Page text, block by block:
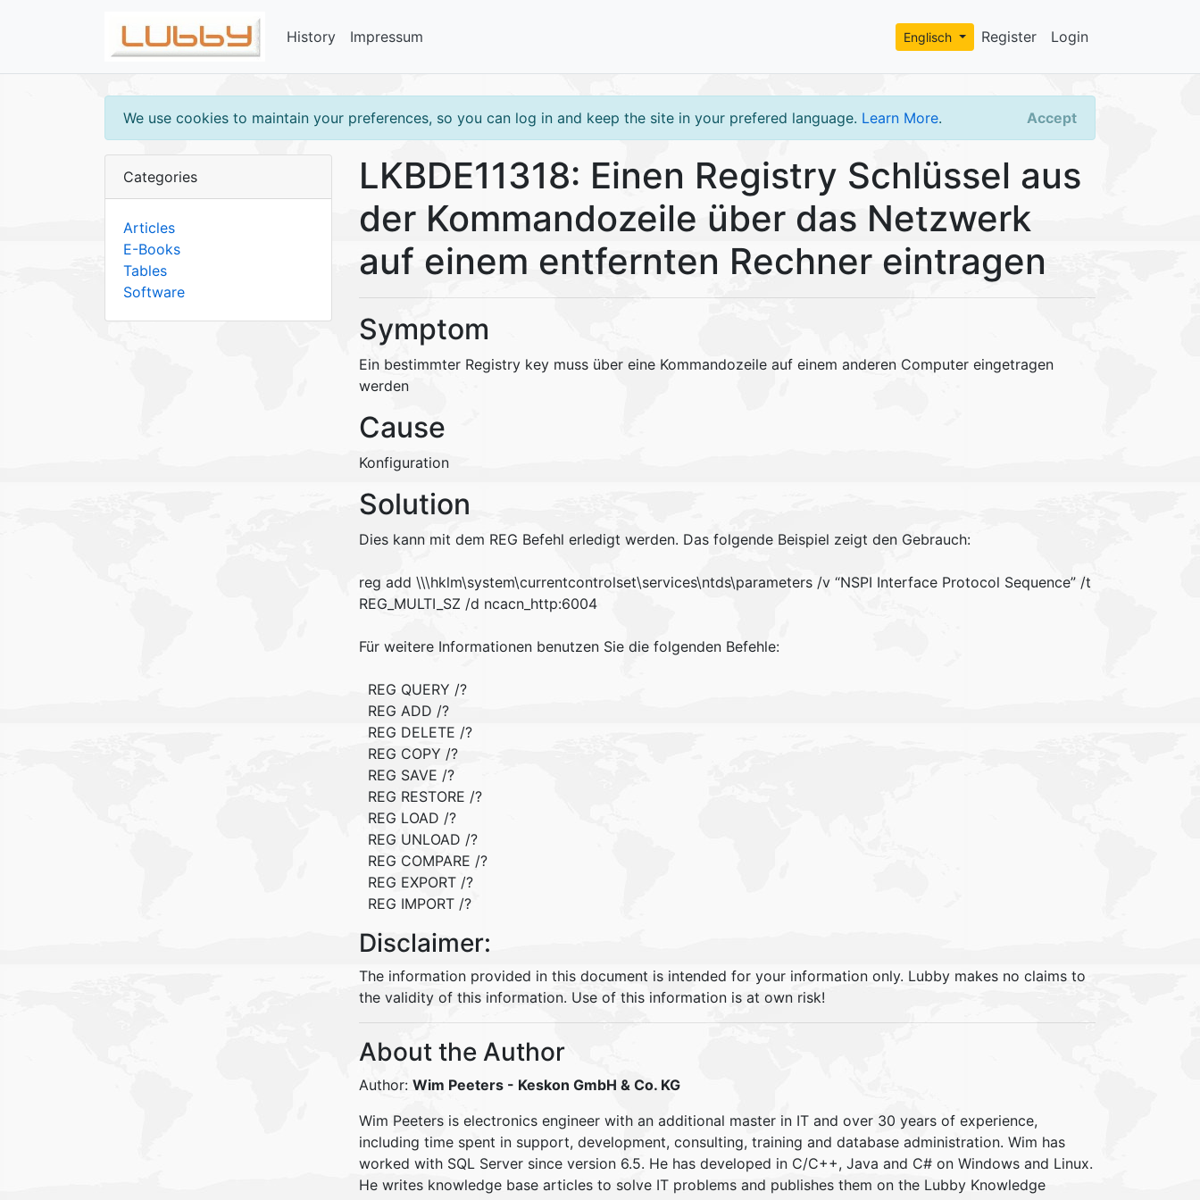
Register Login
Englisch
History Impressum
We use cookies to maintain your preferences, so you can log in and keep the site in your prefered language. Learn More. Accept
Categories
Articles
E-Books
Tables
Software
LKBDE11318: Einen Registry Schlüssel aus
der Kommandozeile über das Netzwerk
auf einem entfernten Rechner eintragen
Symptom
Ein bestimmter Registry key muss über eine Kommandozeile auf einem anderen Computer eingetragen
werden
Cause
Konfiguration
Solution
Dies kann mit dem REG Befehl erledigt werden. Das folgende Beispiel zeigt den Gebrauch:
reg add \\\hklm\system\currentcontrolset\services\ntds\parameters /v “NSPI Interface Protocol Sequence” /t
REG_MULTI_SZ /d ncacn_http:6004
Für weitere Informationen benutzen Sie die folgenden Befehle:
REG QUERY /?
REG ADD /?
REG DELETE /?
REG COPY /?
REG SAVE /?
REG RESTORE /?
REG LOAD /?
REG UNLOAD /?
REG COMPARE /?
REG EXPORT /?
REG IMPORT /?
Disclaimer:
The information provided in this document is intended for your information only. Lubby makes no claims to
the validity of this information. Use of this information is at own risk!
About the Author
Author: Wim Peeters - Keskon GmbH & Co. KG
Wim Peeters is electronics engineer with an additional master in IT and over 30 years of experience,
including time spent in support, development, consulting, training and database administration. Wim has
worked with SQL Server since version 6.5. He has developed in C/C++, Java and C# on Windows and Linux.
He writes knowledge base articles to solve IT problems and publishes them on the Lubby Knowledge